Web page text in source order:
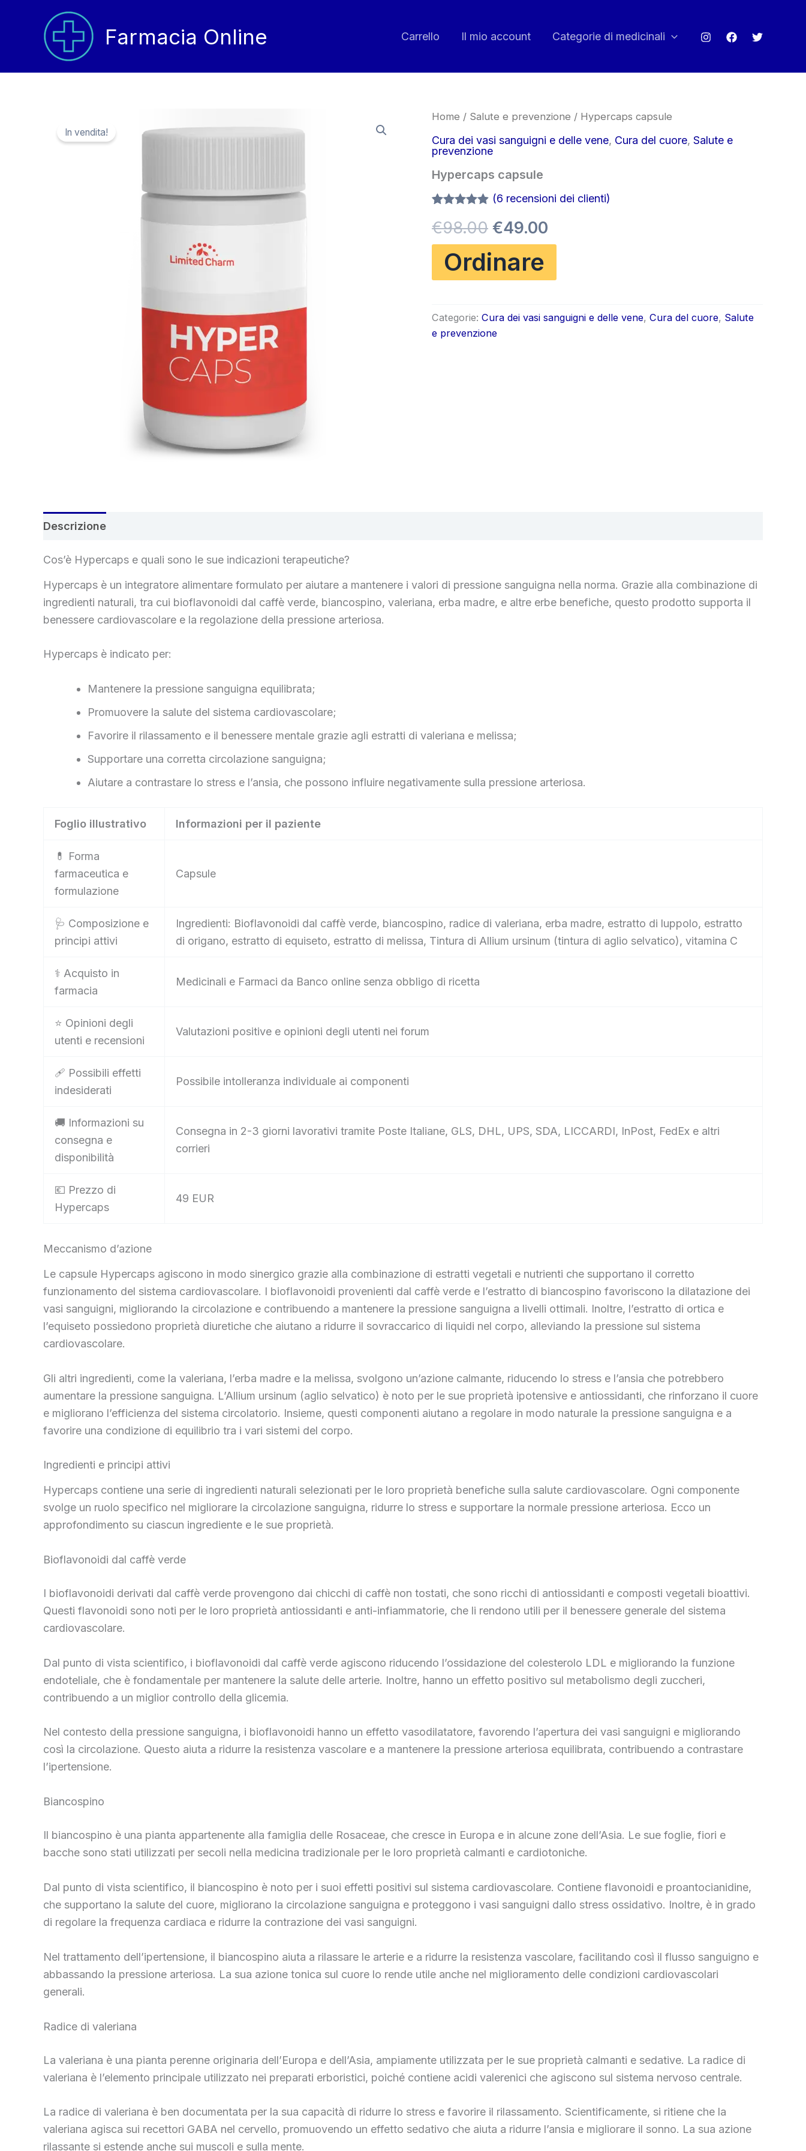
contenuto
Farmacia Online Carrello Il mio account Categorie di medicinali
In vendita!
Home / Salute e prevenzione / Hypercaps capsule
Cura dei vasi sanguigni e delle vene, Cura del cuore, Salute e
prevenzione
Hypercaps capsule
4.83su 5
su base
di
recensioni
(6 recensioni dei clienti)
€98.00 Il
prezzo
originale
€98.00.
€49.00
attuale
Ordinare
Categorie: Cura dei vasi sanguigni e delle vene, Cura del cuore, Salute
e prevenzione
Descrizione
Cos’è Hypercaps e quali sono le sue indicazioni terapeutiche?
Hypercaps è un integratore alimentare formulato per aiutare a mantenere i valori di pressione sanguigna nella norma. Grazie alla combinazione di
ingredienti naturali, tra cui bioflavonoidi dal caffè verde, biancospino, valeriana, erba madre, e altre erbe benefiche, questo prodotto supporta il
benessere cardiovascolare e la regolazione della pressione arteriosa.
Hypercaps è indicato per:
Mantenere la pressione sanguigna equilibrata;
Promuovere la salute del sistema cardiovascolare;
Favorire il rilassamento e il benessere mentale grazie agli estratti di valeriana e melissa;
Supportare una corretta circolazione sanguigna;
Aiutare a contrastare lo stress e l’ansia, che possono influire negativamente sulla pressione arteriosa.
Foglio illustrativo Informazioni per il paziente
💊 Forma
farmaceutica e
formulazione
Capsule
🩺 Composizione e
principi attivi
Ingredienti: Bioflavonoidi dal caffè verde, biancospino, radice di valeriana, erba madre, estratto di luppolo, estratto
di origano, estratto di equiseto, estratto di melissa, Tintura di Allium ursinum (tintura di aglio selvatico), vitamina C
⚕️ Acquisto in
farmacia
Medicinali e Farmaci da Banco online senza obbligo di ricetta
⭐ Opinioni degli
utenti e recensioni
Valutazioni positive e opinioni degli utenti nei forum
🩹 Possibili effetti
indesiderati
Possibile intolleranza individuale ai componenti
🚚 Informazioni su
consegna e
disponibilità
Consegna in 2-3 giorni lavorativi tramite Poste Italiane, GLS, DHL, UPS, SDA, LICCARDI, InPost, FedEx e altri
corrieri
💶 Prezzo di
Hypercaps
49 EUR
Meccanismo d’azione
Le capsule Hypercaps agiscono in modo sinergico grazie alla combinazione di estratti vegetali e nutrienti che supportano il corretto
funzionamento del sistema cardiovascolare. I bioflavonoidi provenienti dal caffè verde e l’estratto di biancospino favoriscono la dilatazione dei
vasi sanguigni, migliorando la circolazione e contribuendo a mantenere la pressione sanguigna a livelli ottimali. Inoltre, l’estratto di ortica e
l’equiseto possiedono proprietà diuretiche che aiutano a ridurre il sovraccarico di liquidi nel corpo, alleviando la pressione sul sistema
cardiovascolare.
Gli altri ingredienti, come la valeriana, l’erba madre e la melissa, svolgono un’azione calmante, riducendo lo stress e l’ansia che potrebbero
aumentare la pressione sanguigna. L’Allium ursinum (aglio selvatico) è noto per le sue proprietà ipotensive e antiossidanti, che rinforzano il cuore
e migliorano l’efficienza del sistema circolatorio. Insieme, questi componenti aiutano a regolare in modo naturale la pressione sanguigna e a
favorire una condizione di equilibrio tra i vari sistemi del corpo.
Ingredienti e principi attivi
Hypercaps contiene una serie di ingredienti naturali selezionati per le loro proprietà benefiche sulla salute cardiovascolare. Ogni componente
svolge un ruolo specifico nel migliorare la circolazione sanguigna, ridurre lo stress e supportare la normale pressione arteriosa. Ecco un
approfondimento su ciascun ingrediente e le sue proprietà.
Bioflavonoidi dal caffè verde
I bioflavonoidi derivati dal caffè verde provengono dai chicchi di caffè non tostati, che sono ricchi di antiossidanti e composti vegetali bioattivi.
Questi flavonoidi sono noti per le loro proprietà antiossidanti e anti-infiammatorie, che li rendono utili per il benessere generale del sistema
cardiovascolare.
Dal punto di vista scientifico, i bioflavonoidi dal caffè verde agiscono riducendo l’ossidazione del colesterolo LDL e migliorando la funzione
endoteliale, che è fondamentale per mantenere la salute delle arterie. Inoltre, hanno un effetto positivo sul metabolismo degli zuccheri,
contribuendo a un miglior controllo della glicemia.
Nel contesto della pressione sanguigna, i bioflavonoidi hanno un effetto vasodilatatore, favorendo l’apertura dei vasi sanguigni e migliorando
così la circolazione. Questo aiuta a ridurre la resistenza vascolare e a mantenere la pressione arteriosa equilibrata, contribuendo a contrastare
l’ipertensione.
Biancospino
Il biancospino è una pianta appartenente alla famiglia delle Rosaceae, che cresce in Europa e in alcune zone dell’Asia. Le sue foglie, fiori e
bacche sono stati utilizzati per secoli nella medicina tradizionale per le loro proprietà calmanti e cardiotoniche.
Dal punto di vista scientifico, il biancospino è noto per i suoi effetti positivi sul sistema cardiovascolare. Contiene flavonoidi e proantocianidine,
che supportano la salute del cuore, migliorano la circolazione sanguigna e proteggono i vasi sanguigni dallo stress ossidativo. Inoltre, è in grado
di regolare la frequenza cardiaca e ridurre la contrazione dei vasi sanguigni.
Nel trattamento dell’ipertensione, il biancospino aiuta a rilassare le arterie e a ridurre la resistenza vascolare, facilitando così il flusso sanguigno e
abbassando la pressione arteriosa. La sua azione tonica sul cuore lo rende utile anche nel miglioramento delle condizioni cardiovascolari
generali.
Radice di valeriana
La valeriana è una pianta perenne originaria dell’Europa e dell’Asia, ampiamente utilizzata per le sue proprietà calmanti e sedative. La radice di
valeriana è l’elemento principale utilizzato nei preparati erboristici, poiché contiene acidi valerenici che agiscono sul sistema nervoso centrale.
La radice di valeriana è ben documentata per la sua capacità di ridurre lo stress e favorire il rilassamento. Scientificamente, si ritiene che la
valeriana agisca sui recettori GABA nel cervello, promuovendo un effetto sedativo che aiuta a ridurre l’ansia e migliorare il sonno. La sua azione
rilassante si estende anche sui muscoli e sulla mente.